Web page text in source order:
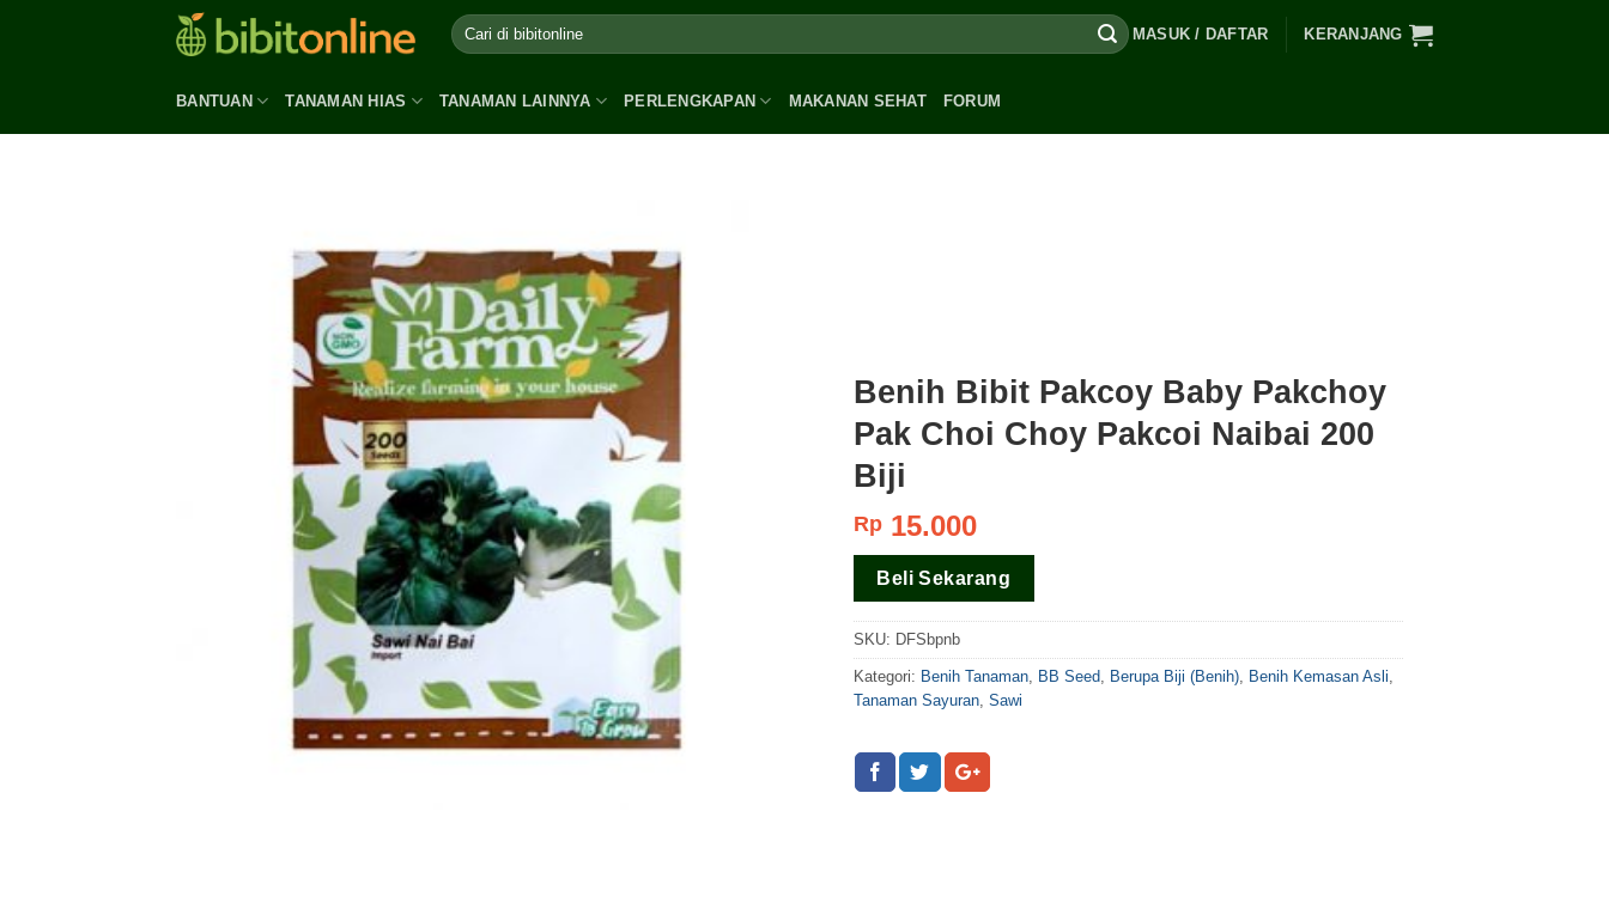
MASUK / DAFTAR KERANJANG
BANTUAN TANAMAN HIAS TANAMAN LAINNYA PERLENGKAPAN MAKANAN SEHAT FORUM
Benih Bibit Pakcoy Baby Pakchoy
Pak Choi Choy Pakcoi Naibai 200
Biji
Rp15.000
Beli Sekarang
SKU: DFSbpnb
Kategori: Benih Tanaman, BB Seed, Berupa Biji (Benih), Benih Kemasan Asli
Tanaman Sayuran, Sawi